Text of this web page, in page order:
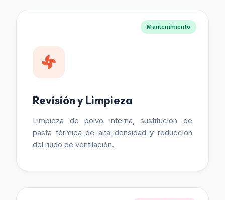
Mantenimiento
Revisión y Limpieza
Limpieza de polvo interna, sustitución de
pasta térmica de alta densidad y reducción
del ruido de ventilación.